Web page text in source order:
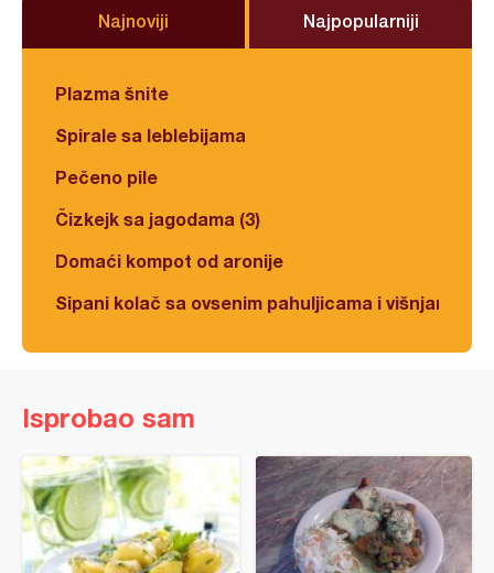
Najnoviji Najpopularniji
Plazma šnite
Spirale sa leblebijama
Pečeno pile
Čizkejk sa jagodama (3)
Domaći kompot od aronije
Sipani kolač sa ovsenim pahuljicama i višnjama
Isprobao sam